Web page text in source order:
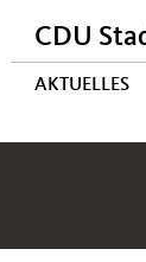
CDU
AKTUELLES